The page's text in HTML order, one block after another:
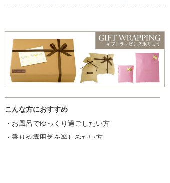
こんな方におすすめ
・お風呂でゆっくり過ごしたい方
・香りや雰囲気を楽しみたい方